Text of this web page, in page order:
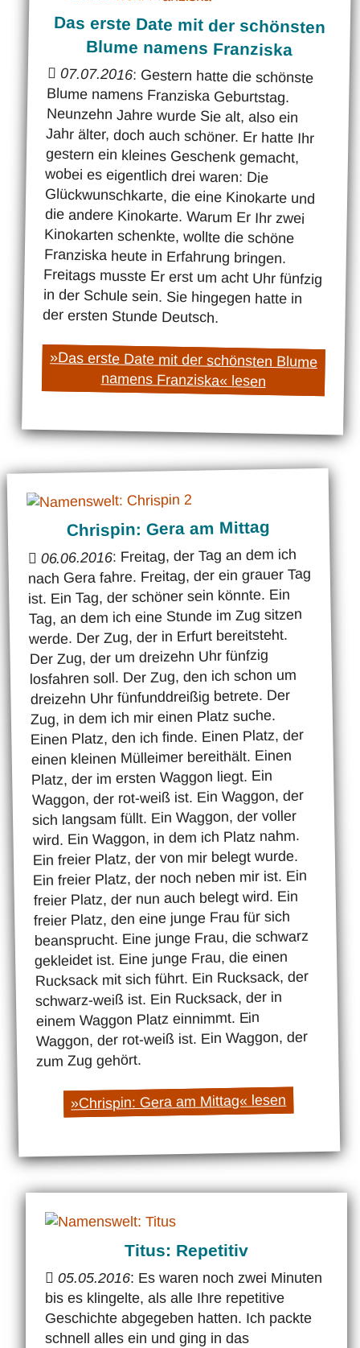
Das erste Date mit der schönsten
Blume namens Franziska
07.07.2016: Gestern hatte die schönste
Blume namens Franziska Geburtstag.
Neunzehn Jahre wurde Sie alt, also ein
Jahr älter, doch auch schöner. Er hatte Ihr
gestern ein kleines Geschenk gemacht,
wobei es eigentlich drei waren: Die
Glückwunschkarte, die eine Kinokarte und
die andere Kinokarte. Warum Er Ihr zwei
Kinokarten schenkte, wollte die schöne
Franziska heute in Erfahrung bringen.
Freitags musste Er erst um acht Uhr fünfzig
in der Schule sein. Sie hingegen hatte in
der ersten Stunde Deutsch.
»Das erste Date mit der schönsten Blume
namens Franziska« lesen
Chrispin: Gera am Mittag
06.06.2016: Freitag, der Tag an dem ich
nach Gera fahre. Freitag, der ein grauer Tag
ist. Ein Tag, der schöner sein könnte. Ein
Tag, an dem ich eine Stunde im Zug sitzen
werde. Der Zug, der in Erfurt bereitsteht.
Der Zug, der um dreizehn Uhr fünfzig
losfahren soll. Der Zug, den ich schon um
dreizehn Uhr fünfunddreißig betrete. Der
Zug, in dem ich mir einen Platz suche.
Einen Platz, den ich finde. Einen Platz, der
einen kleinen Mülleimer bereithält. Einen
Platz, der im ersten Waggon liegt. Ein
Waggon, der rot-weiß ist. Ein Waggon, der
sich langsam füllt. Ein Waggon, der voller
wird. Ein Waggon, in dem ich Platz nahm.
Ein freier Platz, der von mir belegt wurde.
Ein freier Platz, der noch neben mir ist. Ein
freier Platz, der nun auch belegt wird. Ein
freier Platz, den eine junge Frau für sich
beansprucht. Eine junge Frau, die schwarz
gekleidet ist. Eine junge Frau, die einen
Rucksack mit sich führt. Ein Rucksack, der
schwarz-weiß ist. Ein Rucksack, der in
einem Waggon Platz einnimmt. Ein
Waggon, der rot-weiß ist. Ein Waggon, der
zum Zug gehört.
»Chrispin: Gera am Mittag« lesen
Titus: Repetitiv
05.05.2016: Es waren noch zwei Minuten
bis es klingelte, als alle Ihre repetitive
Geschichte abgegeben hatten. Ich packte
schnell alles ein und ging in das